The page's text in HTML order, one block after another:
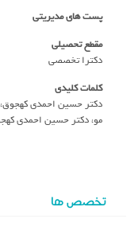
پست های مدیریتی
مقطع تحصیلی
دکترا تخصصی
کلمات کلیدی
دکتر حسین احمدی
مو، دکتر حسین احمدی
تخصص ها